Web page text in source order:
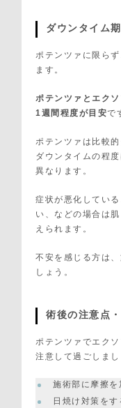
ダウンタイム
ポテンツァに限ら
ます。
ポテンツァとエク
1週間程度が目安で
ポテンツァは比較
ダウンタイムの程
異なります。
症状が悪化してい
い、などの場合は
えられます。
不安を感じる方は
しょう。
術後の注意点
ポテンツァでエク
注意して過ごしまし
施術部に摩擦を
日焼け対策をす